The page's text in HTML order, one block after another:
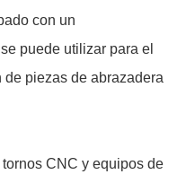
con un
puede utilizar para el
piezas de abrazadera
CNC y equipos de